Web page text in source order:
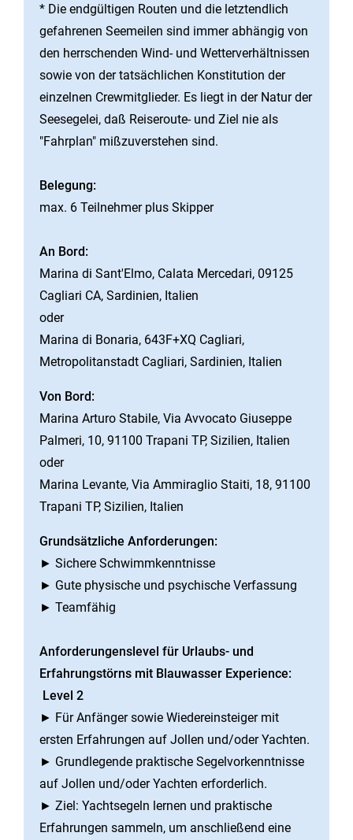
* Die endgültigen Routen und die letztendlich
gefahrenen Seemeilen sind immer abhängig von
den herrschenden Wind- und Wetterverhältnissen
sowie von der tatsächlichen Konstitution der
einzelnen Crewmitglieder. Es liegt in der Natur der
Seesegelei, daß Reiseroute- und Ziel nie als
"Fahrplan" mißzuverstehen sind.
Belegung:
max. 6 Teilnehmer plus Skipper
An Bord:
Marina di Sant'Elmo, Calata Mercedari, 09125
Cagliari CA, Sardinien, Italien
oder
Marina di Bonaria, 643F+XQ Cagliari,
Metropolitanstadt Cagliari, Sardinien, Italien
Von Bord:
Marina Arturo Stabile, Via Avvocato Giuseppe
Palmeri, 10, 91100 Trapani TP, Sizilien, Italien
oder
Marina Levante, Via Ammiraglio Staiti, 18, 91100
Trapani TP, Sizilien, Italien
Grundsätzliche Anforderungen:
► Sichere Schwimmkenntnisse
► Gute physische und psychische Verfassung
► Teamfähig
Anforderungenslevel für Urlaubs- und
Erfahrungstörns mit Blauwasser Experience:
Level 2
► Für Anfänger sowie Wiedereinsteiger mit
ersten Erfahrungen auf Jollen und/oder Yachten.
► Grundlegende praktische Segelvorkenntnisse
auf Jollen und/oder Yachten erforderlich.
► Ziel: Yachtsegeln lernen und praktische
Erfahrungen sammeln, um anschließend eine